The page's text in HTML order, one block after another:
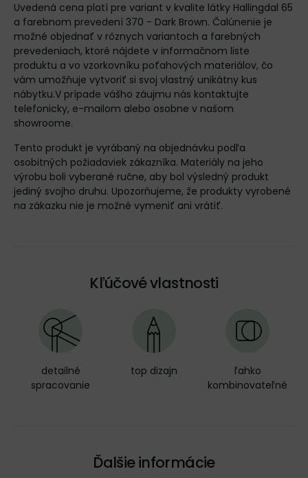
Uvedená cena platí pre variant v kvalite látky Hallingdal 65
a farebnom prevedení 370 - Dark Brown. Čalúnenie je
možné objednať v rôznych variantoch a farebných
prevedeniach, ktoré nájdete v informačnom liste
produktu a vo vzorkovníku poťahových materiálov, čo
vám umožňuje vytvoriť si svoj vlastný unikátny kus
nábytku.V prípade vášho záujmu nás kontaktujte
telefonicky, e-mailom alebo osobne v našom
showroome.
Tento produkt je vyrábaný na objednávku podľa
osobitných požiadaviek zákazníka. Materiály na jeho
výrobu boli vyberané ručne, aby bol výsledný produkt
jediný svojho druhu. Upozorňujeme, že produkty vyrobené
na zákazku nie je možné vymeniť ani vrátiť.
Kľúčové vlastnosti
detailné
spracovanie
top dizajn
ľahko
kombinovateľné
Ďalšie informácie